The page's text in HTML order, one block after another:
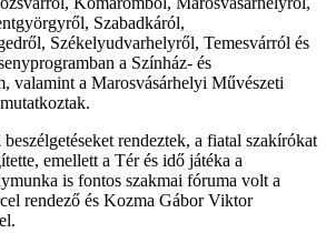
Szabadkáról,
Székelyudvarhelyről, Temesvárról és
a Színház- és
valamint a Marosvásárhelyi Művészeti
rendeztek, a fiatal szakírókat
emellett a Tér és idő játéka a
is fontos szakmai fóruma volt a
rendező és Kozma Gábor Viktor